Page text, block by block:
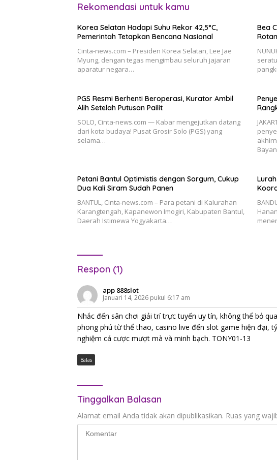
Rekomendasi untuk kamu
Korea Selatan Hadapi Suhu Rekor 42,5°C,
Pemerintah Tetapkan Bencana Nasional
Cinta-news.com – Presiden Korea Selatan, Lee Jae
Myung, dengan tegas mengimbau seluruh jajaran
aparatur negara…
Bea
PGS Resmi Berhenti Beroperasi, Kurator Ambil
Alih Setelah Putusan Pailit
SOLO, Cinta-news.com — Kabar mengejutkan datang
dari kota budaya! Pusat Grosir Solo (PGS) yang
selama…
Petani Bantul Optimistis dengan Sorgum, Cukup
Dua Kali Siram Sudah Panen
BANTUL, Cinta-news.com – Para petani di Kalurahan
Karangtengah, Kapanewon Imogiri, Kabupaten Bantul,
Daerah Istimewa Yogyakarta…
Respon (1)
app 888slot
Januari 14, 2026 pukul 6:17 am
Nhắc đến sân chơi giải trí trực tuyến uy tín, không thể bỏ qua
phong phú từ thể thao, casino live đến slot game hiện đại,
nghiệm cá cược mượt mà và minh bạch. TONY01-13
Balas
Tinggalkan Balasan
Alamat email Anda tidak akan dipublikasikan. Ruas yang